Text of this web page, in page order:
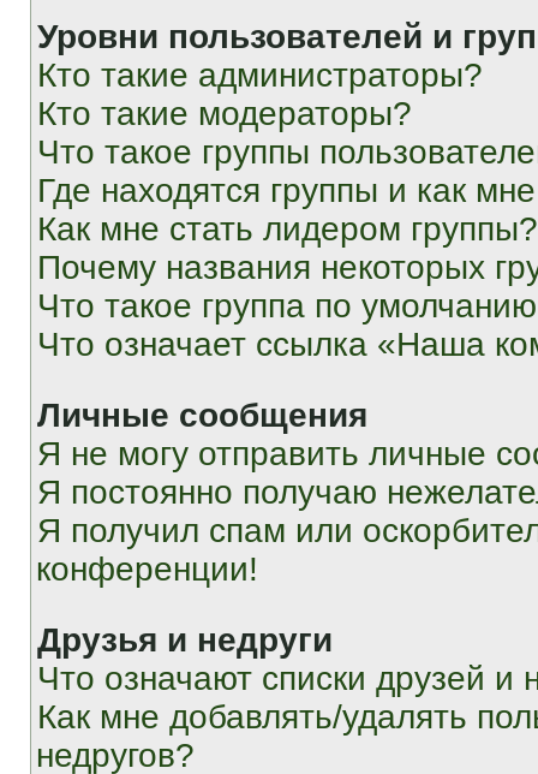
Уровни пользователей и
Кто такие администраторы?
Кто такие модераторы?
Что такое группы
Где находятся группы и как
Как мне стать лидером группы?
Почему названия некоторых
Что такое группа по
Что означает ссылка «Наша
Личные сообщения
Я не могу отправить личные
Я постоянно получаю
Я получил спам или
конференции!
Друзья и недруги
Что означают списки друзей и
Как мне добавлять/удалять
недругов?